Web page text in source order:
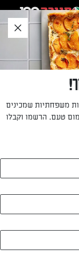
עדי דבי
משפחתיות שמכינים
טעם. הרשמו וקבלו